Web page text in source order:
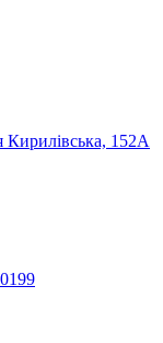
Кирилівська, 152А